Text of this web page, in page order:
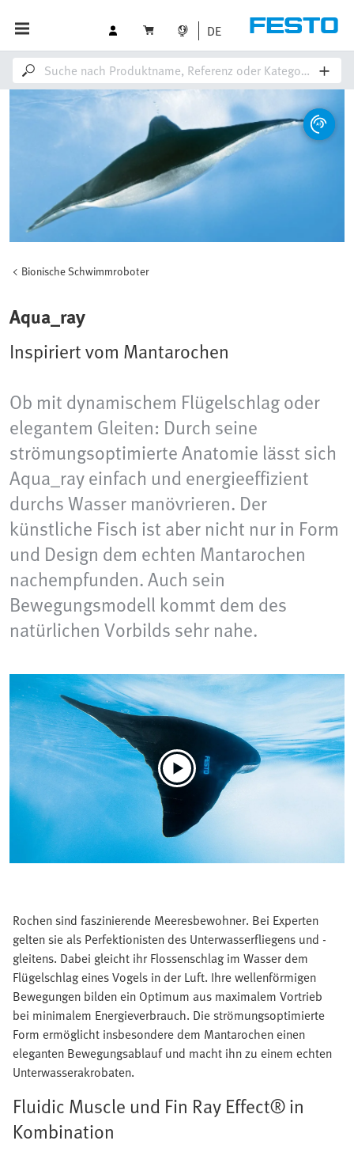
DE
Bionische Schwimmroboter
Aqua_ray
Inspiriert vom Mantarochen
Ob mit dynamischem Flügelschlag oder
elegantem Gleiten: Durch seine
strömungsoptimierte Anatomie lässt sich
Aqua_ray einfach und energieeffizient
durchs Wasser manövrieren. Der
künstliche Fisch ist aber nicht nur in Form
und Design dem echten Mantarochen
nachempfunden. Auch sein
Bewegungsmodell kommt dem des
natürlichen Vorbilds sehr nahe.
Rochen sind faszinierende Meeresbewohner. Bei Experten
gelten sie als Perfektionisten des Unterwasserfliegens und -
gleitens. Dabei gleicht ihr Flossenschlag im Wasser dem
Flügelschlag eines Vogels in der Luft. Ihre wellenförmigen
Bewegungen bilden ein Optimum aus maximalem Vortrieb
bei minimalem Energieverbrauch. Die strömungsoptimierte
Form ermöglicht insbesondere dem Mantarochen einen
eleganten Bewegungsablauf und macht ihn zu einem echten
Unterwasserakrobaten.
Fluidic Muscle und Fin Ray Effect® in
Kombination